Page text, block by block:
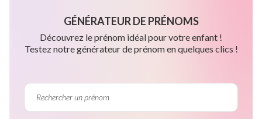
GÉNÉRATEUR DE PRÉNOMS
Découvrez le prénom idéal pour votre enfant !
Testez notre générateur de prénom en quelques clics !